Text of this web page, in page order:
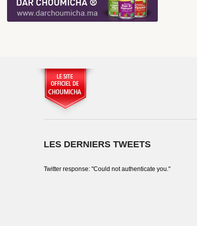
LES DERNIERS TWEETS
Twitter response: "Could not authenticate you."